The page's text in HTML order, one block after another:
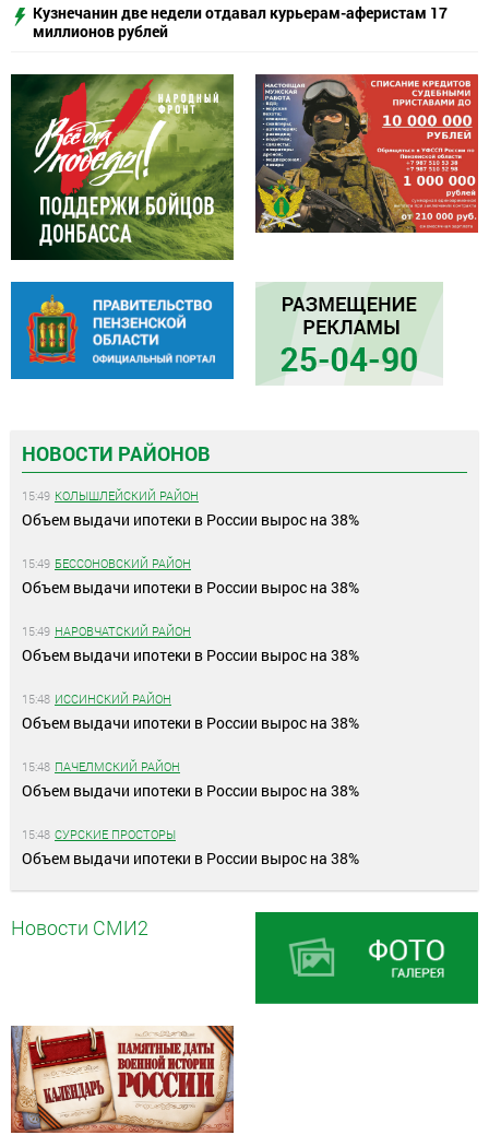
Кузнечанин две недели отдавал курьерам-аферистам 17
миллионов рублей
НОВОСТИ РАЙОНОВ
15:49 КОЛЫШЛЕЙСКИЙ РАЙОН
Объем выдачи ипотеки в России вырос на 38%
15:49 БЕССОНОВСКИЙ РАЙОН
Объем выдачи ипотеки в России вырос на 38%
15:49 НАРОВЧАТСКИЙ РАЙОН
Объем выдачи ипотеки в России вырос на 38%
15:48 ИССИНСКИЙ РАЙОН
Объем выдачи ипотеки в России вырос на 38%
15:48 ПАЧЕЛМСКИЙ РАЙОН
Объем выдачи ипотеки в России вырос на 38%
15:48 СУРСКИЕ ПРОСТОРЫ
Объем выдачи ипотеки в России вырос на 38%
Новости СМИ2